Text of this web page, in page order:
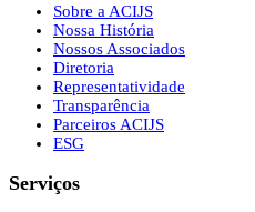
Sobre a ACIJS
Nossa História
Nossos Associados
Diretoria
Representatividade
Transparência
Parceiros ACIJS
ESG
Serviços